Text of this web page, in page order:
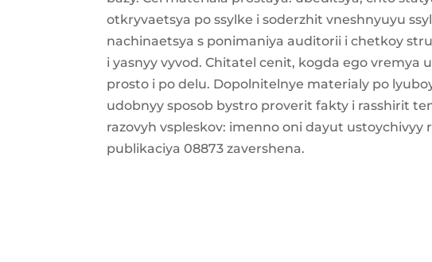
otkryvaetsya po ssylke i soderzhit vneshnyuyu
nachinaetsya s ponimaniya auditorii i chetkoy
i yasnyy vyvod. Chitatel cenit, kogda ego vremya
prosto i po delu. Dopolnitelnye materialy po
udobnyy sposob bystro proverit fakty i rasshirit
razovyh vspleskov: imenno oni dayut
publikaciya 08873 zavershena.